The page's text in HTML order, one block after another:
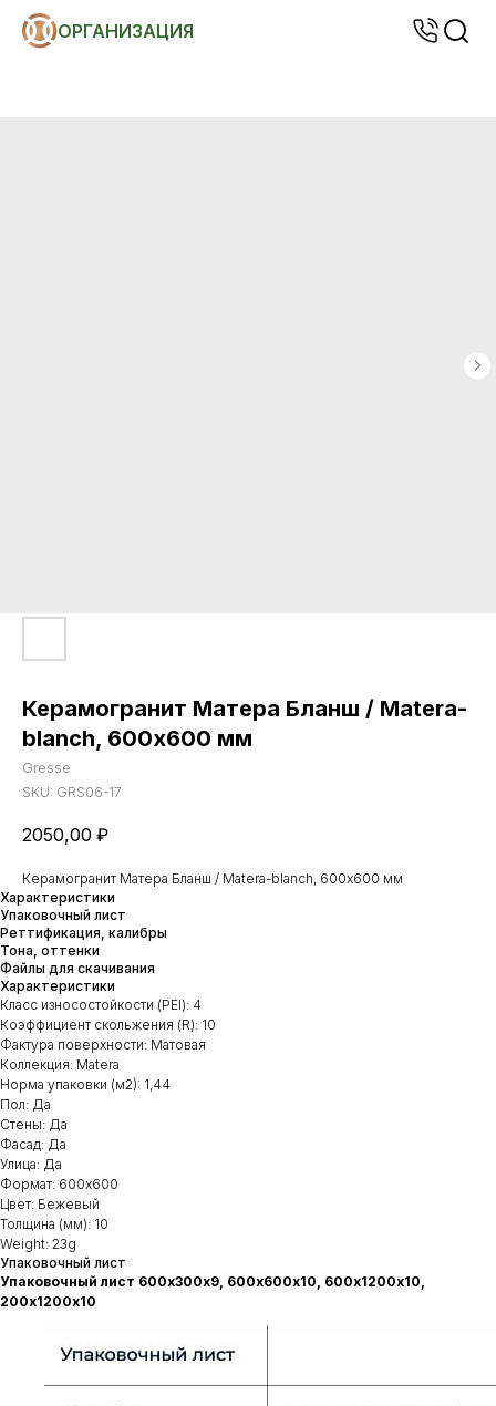
ОРГАНИЗАЦИЯ
Керамогранит Матера Бланш / Matera-
blanch, 600х600 мм
Gresse
SKU: GRS06-17
2050,00 ₽
Керамогранит Матера Бланш / Matera-blanch, 600х600 мм
Характеристики
Упаковочный лист
Реттификация, калибры
Тона, оттенки
Файлы для скачивания
Характеристики
Класс износостойкости (PEI): 4
Коэффициент скольжения (R): 10
Фактура поверхности: Матовая
Коллекция: Matera
Норма упаковки (м2): 1,44
Пол: Да
Стены: Да
Фасад: Да
Улица: Да
Формат: 600х600
Цвет: Бежевый
Толщина (мм): 10
Weight: 23g
Упаковочный лист
Упаковочный лист 600х300х9, 600х600х10, 600х1200х10,
200х1200х10